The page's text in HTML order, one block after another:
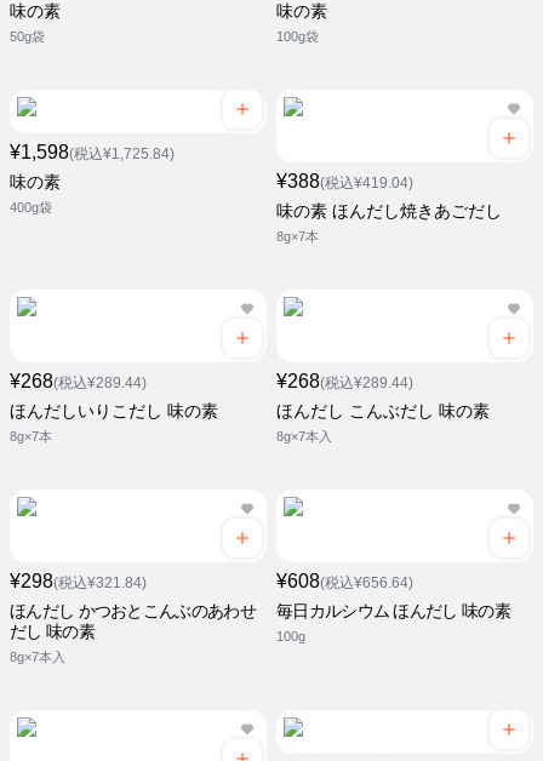
味の素
50g袋
味の素
100g袋
¥1,598(税込¥1,725.84)
味の素
400g袋
¥388(税込¥419.04)
味の素 ほんだし焼きあごだし
8g×7本
¥268(税込¥289.44)
ほんだしいりこだし 味の素
8g×7本
¥268(税込¥289.44)
ほんだし こんぶだし 味の素
8g×7本入
¥298(税込¥321.84)
ほんだし かつおとこんぶのあわせ
だし 味の素
8g×7本入
¥608(税込¥656.64)
毎日カルシウム ほんだし 味の素
100g